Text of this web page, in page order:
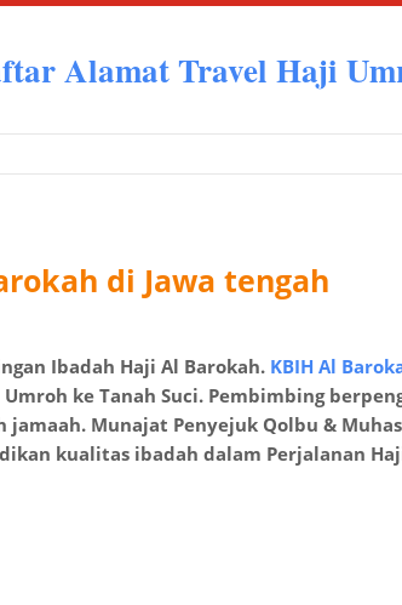
Alamat Travel Haji
di Jawa tengah
Ibadah Haji Al Barokah. KBIH Al
ke Tanah Suci. Pembimbing
jamaah. Munajat Penyejuk Qolbu &
kualitas ibadah dalam Perjalanan